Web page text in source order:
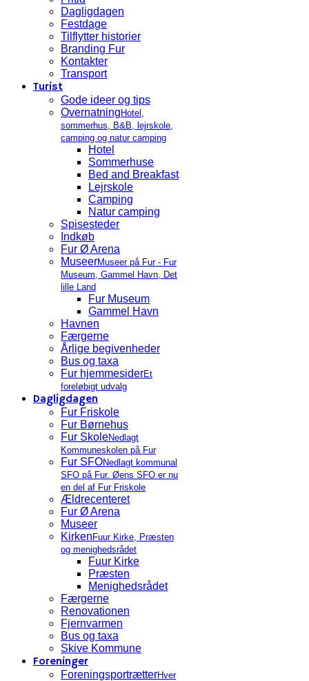
Dagligdagen
Festdage
Tilflytter historier
Branding Fur
Kontakter
Transport
Turist
Gode ideer og tips
Overnatning Hotel,
sommerhus, B&B, lejrskole,
camping og natur camping
Hotel
Sommerhuse
Bed and Breakfast
Lejrskole
Camping
Natur camping
Spisesteder
Indkøb
Fur Ø Arena
MuseerMuseer på Fur - Fur
Museum, Gammel Havn, Det
lille Land
Fur Museum
Gammel Havn
Havnen
Færgerne
Årlige begivenheder
Bus og taxa
Fur hjemmesiderEt
foreløbigt udvalg
Dagligdagen
Fur Friskole
Fur Børnehus
Fur SkoleNedlagt
Kommuneskolen på Fur
Fur SFONedlagt kommunal
SFO på Fur. Øens SFO er nu
en del af Fur Friskole
Ældrecenteret
Fur Ø Arena
Museer
Kirken Fuur Kirke, Præsten
og menighedsrådet
Fuur Kirke
Præsten
Menighedsrådet
Færgerne
Renovationen
Fjernvarmen
Bus og taxa
Skive Kommune
Foreninger
ForeningsportrætterHver